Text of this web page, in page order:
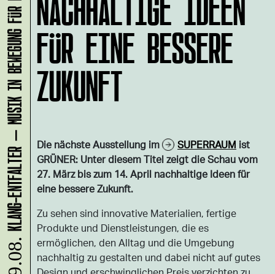
FÜR EINE BESSERE
ZUKUNFT
Die nächste Ausstellung im SUPERRAUM ist
GRÜNER: Unter diesem Titel zeigt die Schau vom
27. März bis zum 14. April nachhaltige Ideen für
eine bessere Zukunft.
Zu sehen sind innovative Materialien, fertige
Produkte und Dienstleistungen, die es
ermöglichen, den Alltag und die Umgebung
nachhaltig zu gestalten und dabei nicht auf gutes
KLANG-ENTFALTER – MUSIK IN BEWEGUNG FÜR DIE NORDSTADT